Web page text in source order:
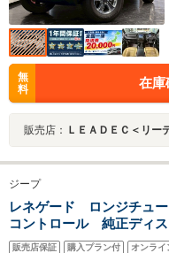
無
料
在庫
販売店： ＬＥＡＤＥＣ＜リー
ジープ
レネゲード ロンジチュ
コントロール 純正ディ
子パーキング 純正ホイ
販売店保証 購入プラン付 オンライ